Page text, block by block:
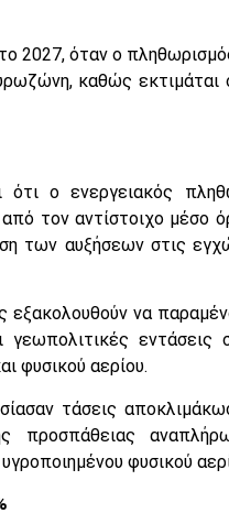
2027, όταν ο
καθώς εκτιμάται
ο ενεργειακός
τον αντίστοιχο μέσο
των αυξήσεων στις
εξακολουθούν να
εντάσεις
φυσικού αερίου.
τάσεις
προσπάθειας
φυσικού